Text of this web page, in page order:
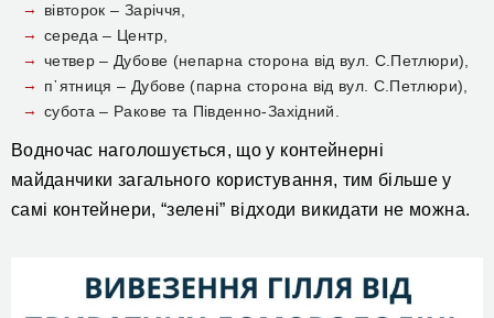
вівторок – Заріччя,
середа – Центр,
четвер – Дубове (непарна сторона від вул. С.Петлюри),
п᾽ятниця – Дубове (парна сторона від вул. С.Петлюри),
субота – Ракове та Південно-Західний.
Водночас наголошується, що у контейнерні
майданчики загального користування, тим більше у
самі контейнери, “зелені” відходи викидати не можна.